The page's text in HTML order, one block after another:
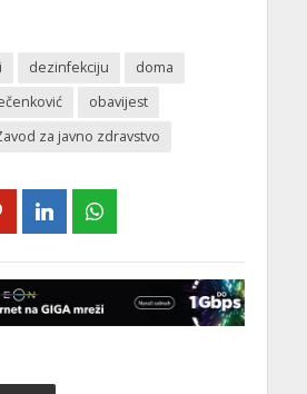
dezinfekciju
doma
obavijest
za javno zdravstvo